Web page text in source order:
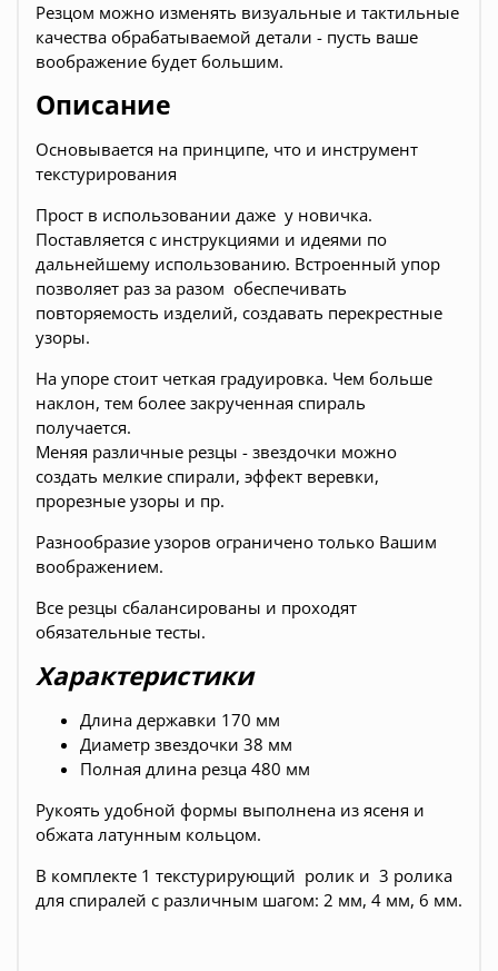
Резцом можно изменять визуальные и тактильные
качества обрабатываемой детали - пусть ваше
воображение будет большим.
Описание
Основывается на принципе, что и инструмент
текстурирования
Прост в использовании даже у новичка.
Поставляется с инструкциями и идеями по
дальнейшему использованию. Встроенный упор
позволяет раз за разом обеспечивать
повторяемость изделий, создавать перекрестные
узоры.
На упоре стоит четкая градуировка. Чем больше
наклон, тем более закрученная спираль
получается.
Меняя различные резцы - звездочки можно
создать мелкие спирали, эффект веревки,
прорезные узоры и пр.
Разнообразие узоров ограничено только Вашим
воображением.
Все резцы сбалансированы и проходят
обязательные тесты.
Характеристики
Длина державки 170 мм
Диаметр звездочки 38 мм
Полная длина резца 480 мм
Рукоять удобной формы выполнена из ясеня и
обжата латунным кольцом.
В комплекте 1 текстурирующий ролик и 3 ролика
для спиралей с различным шагом: 2 мм, 4 мм, 6 мм.